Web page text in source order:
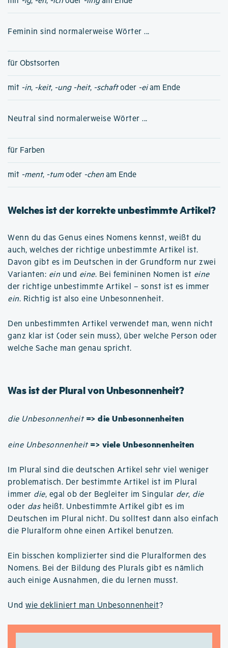
Feminin sind normalerweise Wörter ...
für Obstsorten
mit -in, -keit, -ung -heit, -schaftoder -eiam Ende
Neutral sind normalerweise Wörter ...
für Farben
mit -ment, -tumoder -chen am Ende
Welches ist der korrekte unbestimmte Artikel?
Wenn du das Genus eines Nomens kennst, weißt du
auch, welches der richtige unbestimmte Artikel ist.
Davon gibt es im Deutschen in der Grundform nur zwei
Varianten: ein und eine. Bei femininen Nomen ist eine
der richtige unbestimmte Artikel – sonst ist es immer
ein. Richtig ist also eine Unbesonnenheit.
Den unbestimmten Artikel verwendet man, wenn nicht
ganz klar ist (oder sein muss), über welche Person oder
welche Sache man genau spricht.
Was ist der Plural von Unbesonnenheit?
die Unbesonnenheit => die Unbesonnenheiten
eine Unbesonnenheit => viele Unbesonnenheiten
Im Plural sind die deutschen Artikel sehr viel weniger
problematisch. Der bestimmte Artikel ist im Plural
immer die, egal ob der Begleiter im Singular der, die
oder dasheißt. Unbestimmte Artikel gibt es im
Deutschen im Plural nicht. Du solltest dann also einfach
die Pluralform ohne einen Artikel benutzen.
Ein bisschen komplizierter sind die Pluralformen des
Nomens. Bei der Bildung des Plurals gibt es nämlich
auch einige Ausnahmen, die du lernen musst.
Und wie dekliniert man Unbesonnenheit?